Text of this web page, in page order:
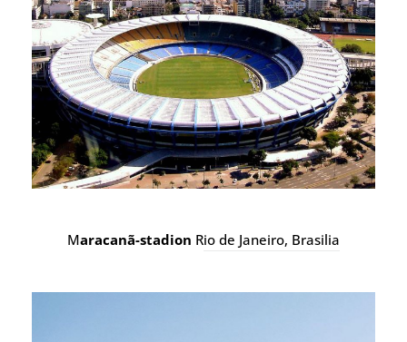
Maracanã-stadionRio de Janeiro, Brasilia